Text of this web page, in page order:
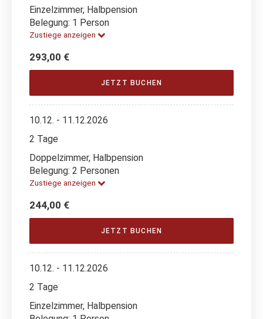
Einzelzimmer, Halbpension
Belegung: 1 Person
Zustiege anzeigen
293,00 €
JETZT BUCHEN
10.12. - 11.12.2026
2 Tage
Doppelzimmer, Halbpension
Belegung: 2 Personen
Zustiege anzeigen
244,00 €
JETZT BUCHEN
10.12. - 11.12.2026
2 Tage
Einzelzimmer, Halbpension